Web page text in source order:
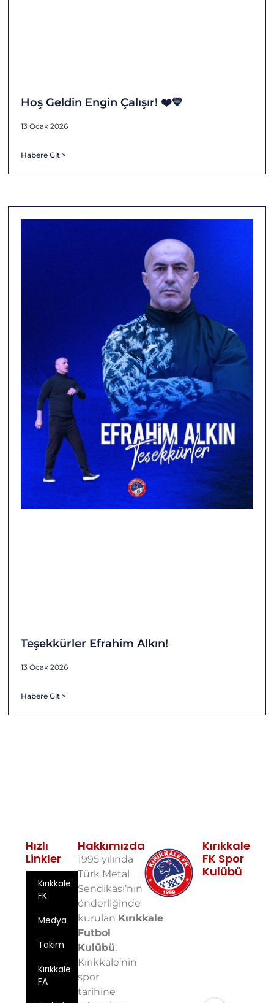
Hoş Geldin Engin Çalışır! ❤️💙
13 Ocak 2026
Habere Git >
Teşekkürler Efrahim Alkın!
13 Ocak 2026
Habere Git >
Hakkımızda
1995 yılında
Türk Metal
Sendikası’nın
önderliğinde
kurulan Kırıkkale
Futbol
Kulübü,
Kırıkkale’nin
spor
tarihine
Hızlı
Linkler
Kırıkkale
FK
Medya
Takım
Kırıkkale
FA
Kırıkkale
FK Spor
Kulübü